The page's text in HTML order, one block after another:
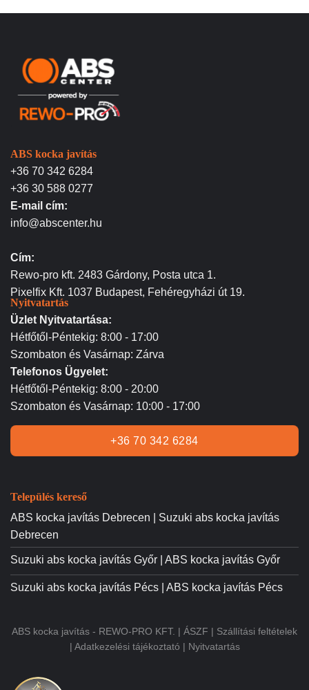
ABS kocka javítás
+36 70 342 6284
+36 30 588 0277
E-mail cím:
info@abscenter.hu
Cím:
Rewo-pro kft. 2483 Gárdony, Posta utca 1.
Pixelfix Kft. 1037 Budapest, Fehéregyházi út 19.
Nyitvatartás
Üzlet Nyitvatartása:
Hétfőtől-Péntekig: 8:00 - 17:00
Szombaton és Vasárnap: Zárva
Telefonos Ügyelet:
Hétfőtől-Péntekig: 8:00 - 20:00
Szombaton és Vasárnap: 10:00 - 17:00
+36 70 342 6284
Település kereső
ABS kocka javítás Debrecen | Suzuki abs kocka javítás
Debrecen
Suzuki abs kocka javítás Győr | ABS kocka javítás Győr
Suzuki abs kocka javítás Pécs | ABS kocka javítás Pécs
ABS kocka javítás - REWO-PRO KFT. | ÁSZF | Szállítási feltételek
| Adatkezelési tájékoztató | Nyitvatartás